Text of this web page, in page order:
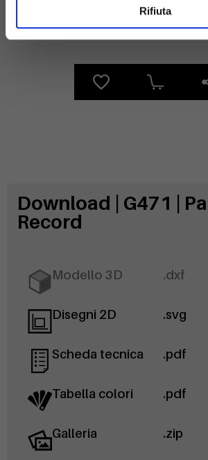
Rifiuta
zincato
Download | G471 |
Record
Modello 3D .dxf
Disegni 2D .svg
Scheda tecnica .pdf
Tabella colori .pdf
Galleria .zip